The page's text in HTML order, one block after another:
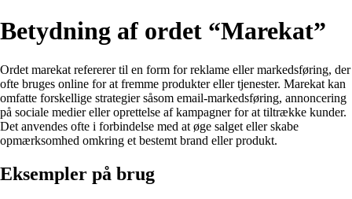
Betydning af ordet “Marekat”
Ordet marekat refererer til en form for reklame eller markedsføring, der
ofte bruges online for at fremme produkter eller tjenester. Marekat kan
omfatte forskellige strategier såsom email-markedsføring, annoncering
på sociale medier eller oprettelse af kampagner for at tiltrække kunder.
Det anvendes ofte i forbindelse med at øge salget eller skabe
opmærksomhed omkring et bestemt brand eller produkt.
Eksempler på brug